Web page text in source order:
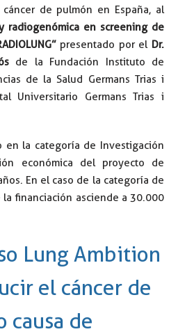
de pulmón en España, al
radiogenómica en screening de
presentado por el Dr.
de la Fundación Instituto de
de la Salud Germans Trias i
Universitario Germans Trias i
en la categoría de Investigación
económica del proyecto de
En el caso de la categoría de
financiación asciende a 30.000
Lung Ambition
el cáncer de
causa de